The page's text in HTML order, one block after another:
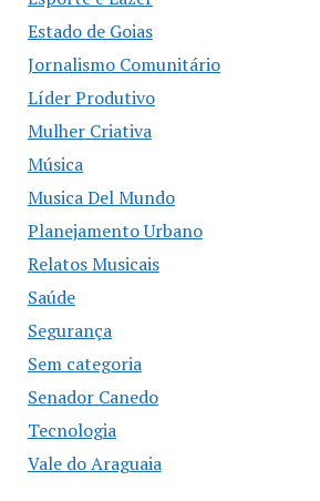
Estado de Goias
Jornalismo Comunitário
Líder Produtivo
Mulher Criativa
Música
Musica Del Mundo
Planejamento Urbano
Relatos Musicais
Saúde
Segurança
Sem categoria
Senador Canedo
Tecnologia
Vale do Araguaia